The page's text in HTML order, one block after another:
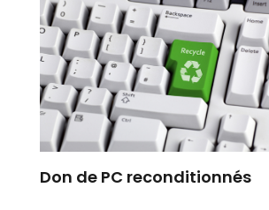
Don de PC reconditionnés